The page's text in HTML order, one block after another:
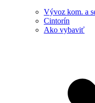
Vývoz kom. a
Cintorín
Ako vybaviť